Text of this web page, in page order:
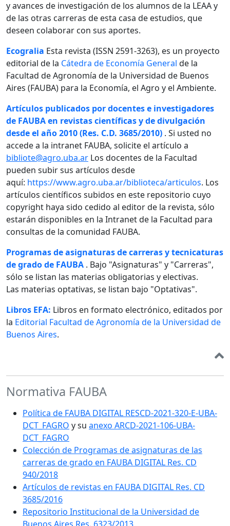
y avances de investigación de los alumnos de la LEAA y
de las otras carreras de esta casa de estudios, que
deseen colaborar con sus aportes.
Ecogralia Esta revista (ISSN 2591-3263), es un proyecto
editorial de la Cátedra de Economía General de la
Facultad de Agronomía de la Universidad de Buenos
Aires (FAUBA) para la Economía, el Agro y el Ambiente.
Artículos publicados por docentes e investigadores
de FAUBA en revistas científicas y de divulgación
desde el año 2010 (Res. C.D. 3685/2010) . Si usted no
accede a la intranet FAUBA, solicite el artículo a
bibliote@agro.uba.ar Los docentes de la Facultad
pueden subir sus artículos desde
aquí: https://www.agro.uba.ar/biblioteca/articulos. Los
artículos científicos subidos en este repositorio cuyo
copyright haya sido cedido al editor de la revista, sólo
estarán disponibles en la Intranet de la Facultad para
consultas de la comunidad FAUBA.
Programas de asignaturas de carreras y tecnicaturas
de grado de FAUBA . Bajo "Asignaturas" y "Carreras",
sólo se listan las materias obligatorias y electivas.
Las materias optativas, se listan bajo "Optativas".
Libros EFA: Libros en formato electrónico, editados por
la Editorial Facultad de Agronomía de la Universidad de
Buenos Aires.
Normativa FAUBA
Política de FAUBA DIGITAL RESCD-2021-320-E-UBA-
DCT_FAGRO y su anexo ARCD-2021-106-UBA-
DCT_FAGRO
Colección de Programas de asignaturas de las
carreras de grado en FAUBA DIGITAL Res. CD
940/2018
Artículos de revistas en FAUBA DIGITAL Res. CD
3685/2016
Repositorio Institucional de la Universidad de